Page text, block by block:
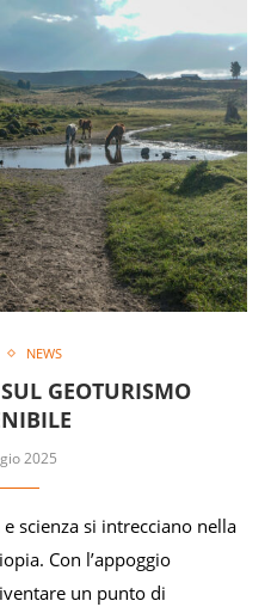
NEWS
GEOTURISMO
2025
scienza si intrecciano nella
Con l’appoggio
un punto di